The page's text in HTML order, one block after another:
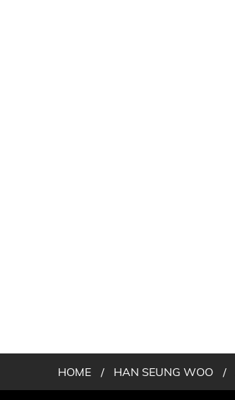
HOME / HAN SEUNG WOO /